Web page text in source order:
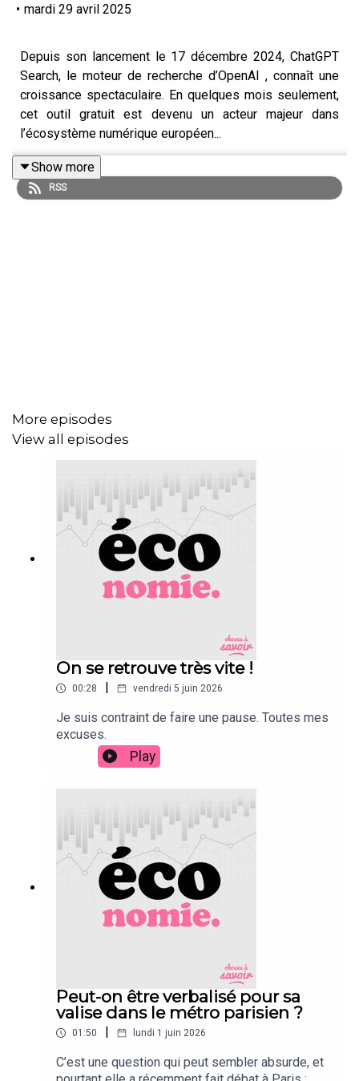
• mardi 29 avril 2025
Depuis son lancement le 17 décembre 2024, ChatGPT
Search, le moteur de recherche d’OpenAI , connaît une
croissance spectaculaire. En quelques mois seulement,
cet outil gratuit est devenu un acteur majeur dans
l’écosystème numérique européen...
Show more
RSS
More episodes
View all episodes
On se retrouve très vite !
00:28 | vendredi 5 juin 2026
Je suis contraint de faire une pause. Toutes mes
excuses.
Play
Peut-on être verbalisé pour sa
valise dans le métro parisien ?
01:50 | lundi 1 juin 2026
C’est une question qui peut sembler absurde, et